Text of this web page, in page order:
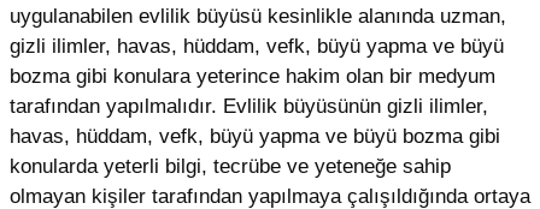
uygulanabilen evlilik büyüsü kesinlikle alanında uzman,
gizli ilimler, havas, hüddam, vefk, büyü yapma ve büyü
bozma gibi konulara yeterince hakim olan bir medyum
tarafından yapılmalıdır. Evlilik büyüsünün gizli ilimler,
havas, hüddam, vefk, büyü yapma ve büyü bozma gibi
konularda yeterli bilgi, tecrübe ve yeteneğe sahip
olmayan kişiler tarafından yapılmaya çalışıldığında ortaya